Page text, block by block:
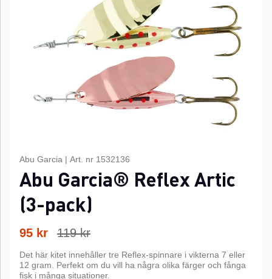
Abu Garcia | Art. nr 1532136
Abu Garcia® Reflex Artic
(3-pack)
119kr
95 kr
Det här kitet innehåller tre Reflex-spinnare i vikterna 7 eller
12 gram. Perfekt om du vill ha några olika färger och fånga
fisk i många situationer.